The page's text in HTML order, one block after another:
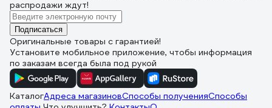
распродажи ждут!
Подписаться
Оригинальные товары с гарантией!
Установите мобильное приложение, чтобы информация
по заказам всегда была под рукой
КаталогАдреса магазиновСпособы полученияСпособы